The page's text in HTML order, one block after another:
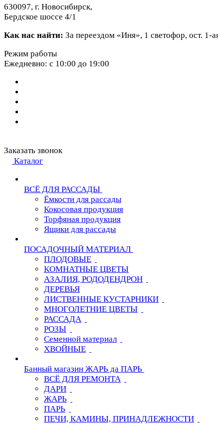
630097, г. Новосибирск,
Бердское шоссе 4/1
Как нас найти: За переездом «Иня», 1 светофор, ост.
Режим работы
Ежедневно: с 10:00 до 19:00
Заказать звонок
Каталог
ВСЁ ДЛЯ РАССАДЫ
Ёмкости для рассады
Кокосовая продукция
Торфяная продукция
Ящики для рассады
ПОСАДОЧНЫЙ МАТЕРИАЛ
ПЛОДОВЫЕ
КОМНАТНЫЕ ЦВЕТЫ
АЗАЛИЯ, РОДОДЕНДРОН
ДЕРЕВЬЯ
ЛИСТВЕННЫЕ КУСТАРНИКИ
МНОГОЛЕТНИЕ ЦВЕТЫ
РАССАДА
РОЗЫ
Семенной материал
ХВОЙНЫЕ
Банный магазин ЖАРЬ да ПАРЬ
ВСЁ ДЛЯ РЕМОНТА
ДАРИ
ЖАРЬ
ПАРЬ
ПЕЧИ, КАМИНЫ, ПРИНАДЛЕЖНОСТИ